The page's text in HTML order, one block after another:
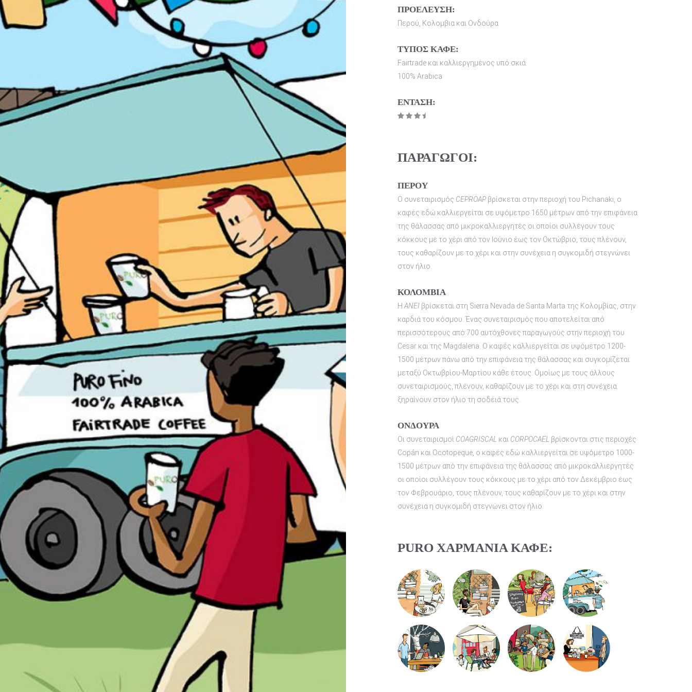
ΠΡΟΕΛΕΥΣΗ:
Περού, Κολομβια και Ονδούρα
ΤΥΠΟΣ ΚΑΦΕ:
Fairtrade και καλλιεργημένος υπό σκιά
100% Arabica
ΕΝΤΑΣΗ:
ΠΑΡΑΓΩΓΟΙ:
ΠΕΡΟΥ
Ο συνεταιρισμός CEPROAPβρίσκεται στην περιοχή του Pichanaki, ο
καφές εδώ καλλιεργείται σε υψόμετρο 1650 μέτρων από την επιφάνεια
της θάλασσας από μικροκαλλιεργητές οι οποίοι συλλέγουν τους
κόκκους με το χέρι από τον Ιούνιο έως τον Οκτώβριο, τους πλένουν,
τους καθαρίζουν με το χέρι και στην συνέχεια η συγκομιδή στεγνώνει
στον ήλιο.
ΚΟΛΟΜΒΙΑ
Η ANEI βρίσκεται στη Sierra Nevada de Santa Marta της Κολομβίας, στην
καρδιά του κόσμου. Ένας συνεταιρισμός που αποτελείται από
περισσότερους από 700 αυτόχθονες παραγωγούς στην περιοχή του
Cesar και της Magdalena. Ο καφές καλλιεργείται σε υψόμετρο 1200-
1500 μέτρων πάνω από την επιφάνεια της θάλασσας και συγκομίζεται
μεταξύ Οκτωβρίου-Μαρτίου κάθε έτους. Ομοίως με τους άλλους
συνεταιρισμούς, πλένουν, καθαρίζουν με το χέρι και στη συνέχεια
ξηραίνουν στον ήλιο τη σοδειά τους.
ΟΝΔΟΥΡΑ
Οι συνεταιρισμοί COAGRISCAL και CORPOCAEL βρίσκονται στις περιοχές
Copán και Ocotopeque, ο καφές εδώ καλλιεργείται σε υψόμετρο 1000-
1500 μέτρων από την επιφάνεια της θάλασσας από μικροκαλλιεργητές
οι οποίοι συλλέγουν τους κόκκους με το χέρι από τον Δεκέμβριο έως
τον Φεβρουάριο, τους πλένουν, τους καθαρίζουν με το χέρι και στην
συνέχεια η συγκομιδή στεγνώνει στον ήλιο.
PURO ΧΑΡΜΆΝΙΑ ΚΑΦΈ: